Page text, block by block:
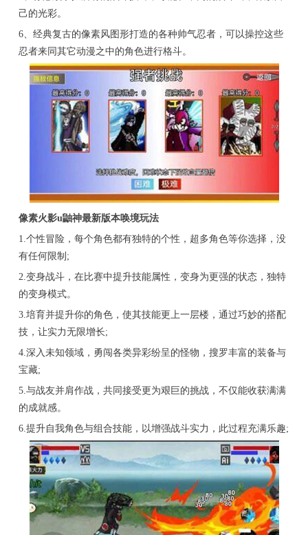
己的光彩。
6、经典复古的像素风图形打造的各种帅气忍者，可以操控这些
忍者来同其它动漫之中的角色进行格斗。
像素火影u鼬神最新版本唤境玩法
1.个性冒险，每个角色都有独特的个性，超多角色等你选择，没
有任何限制;
2.变身战斗，在比赛中提升技能属性，变身为更强的状态，独特
的变身模式。
3.培育并提升你的角色，使其技能更上一层楼，通过巧妙的搭配
技，让实力无限增长;
4.深入未知领域，勇闯各类异彩纷呈的怪物，搜罗丰富的装备与
宝藏;
5.与战友并肩作战，共同接受更为艰巨的挑战，不仅能收获满满
的成就感。
6.提升自我角色与组合技能，以增强战斗实力，此过程充满乐趣;